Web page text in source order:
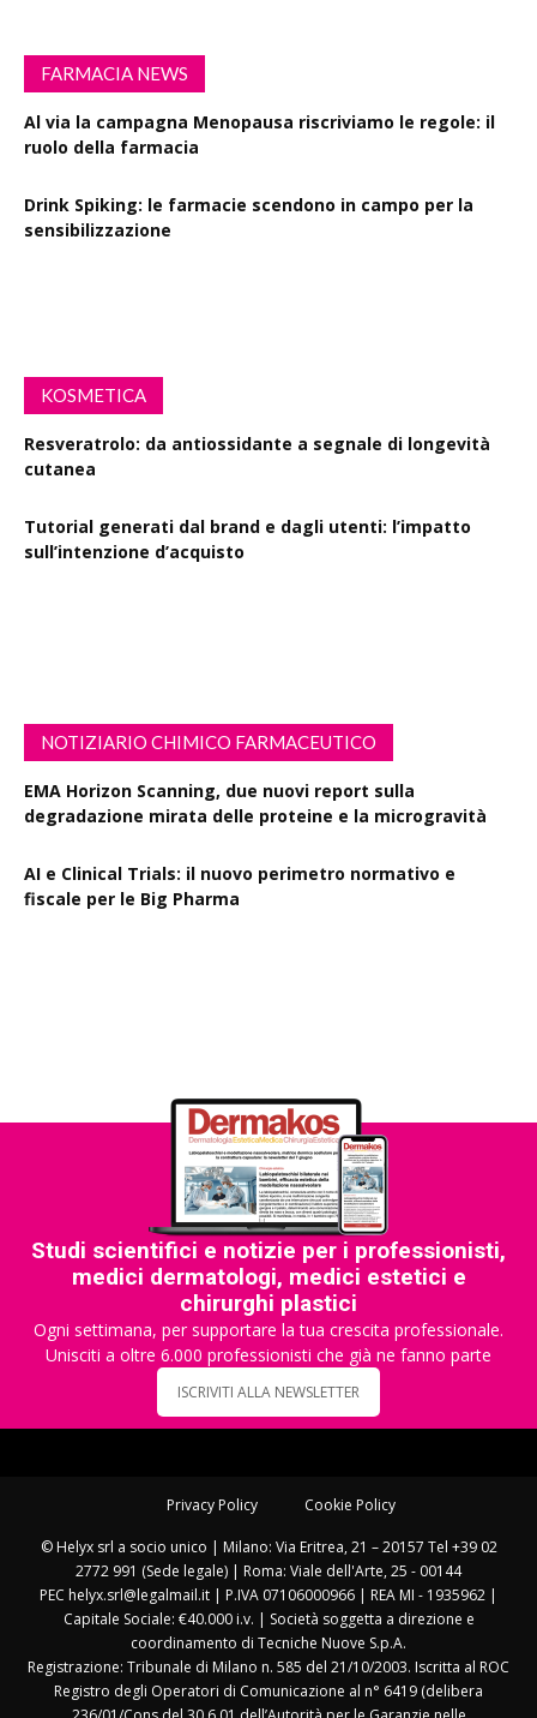
FARMACIA NEWS
Al via la campagna Menopausa riscriviamo le regole: il
ruolo della farmacia
Drink Spiking: le farmacie scendono in campo per la
sensibilizzazione
KOSMETICA
Resveratrolo: da antiossidante a segnale di longevità
cutanea
Tutorial generati dal brand e dagli utenti: l’impatto
sull’intenzione d’acquisto
NOTIZIARIO CHIMICO FARMACEUTICO
EMA Horizon Scanning, due nuovi report sulla
degradazione mirata delle proteine e la microgravità
AI e Clinical Trials: il nuovo perimetro normativo e
fiscale per le Big Pharma
Studi scientifici e notizie per i professionisti,
medici dermatologi, medici estetici e
chirurghi plastici
Ogni settimana, per supportare la tua crescita professionale.
Unisciti a oltre 6.000 professionisti che già ne fanno parte
ISCRIVITI ALLA NEWSLETTER
Privacy Policy Cookie Policy
© Helyx srl a socio unico | Milano: Via Eritrea, 21 – 20157 Tel +39 02
2772 991 (Sede legale) | Roma: Viale dell'Arte, 25 - 00144
PEC helyx.srl@legalmail.it | P.IVA 07106000966 | REA MI - 1935962 |
Capitale Sociale: €40.000 i.v. | Società soggetta a direzione e
coordinamento di Tecniche Nuove S.p.A.
Registrazione: Tribunale di Milano n. 585 del 21/10/2003. Iscritta al ROC
Registro degli Operatori di Comunicazione al n° 6419 (delibera